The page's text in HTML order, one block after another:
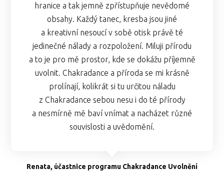
hranice a tak jemně zpřístupňuje nevědomé
obsahy. Každý tanec, kresba jsou jiné
a kreativní nesoucí v sobě otisk právě té
jedinečné nálady a rozpoložení. Miluji přírodu
a to je pro mě prostor, kde se dokážu příjemně
uvolnit. Chakradance a příroda se mi krásně
prolínají, kolikrát si tu určitou náladu
z Chakradance sebou nesu i do té přírody
a nesmírně mě baví vnímat a nacházet různé
souvislosti a uvědomění.
Renata, účastnice programu Chakradance Uvolnění